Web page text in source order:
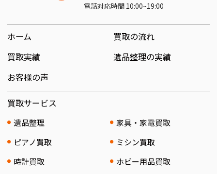
電話対応時間 10:00~19:00
ホーム
買取の流れ
買取実績
遺品整理の実績
お客様の声
買取サービス
遺品整理
家具・家電買取
ピアノ買取
ミシン買取
時計買取
ホビー用品買取